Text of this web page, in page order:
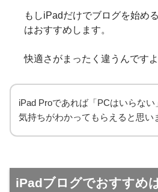
もしiPadだけでブログを始め
はおすすめします。
快適さがまったく違うんですよ
iPad Proであれば「PCはいらない
気持ちがわかってもらえると思い
iPadブログでおすすめ